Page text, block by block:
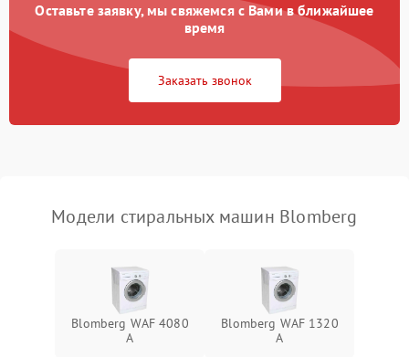
Оставьте заявку, мы свяжемся с Вами в ближайшее
время
Заказать звонок
Модели стиральных машин Blomberg
Blomberg WAF 4080
A
Blomberg WAF 1320
A